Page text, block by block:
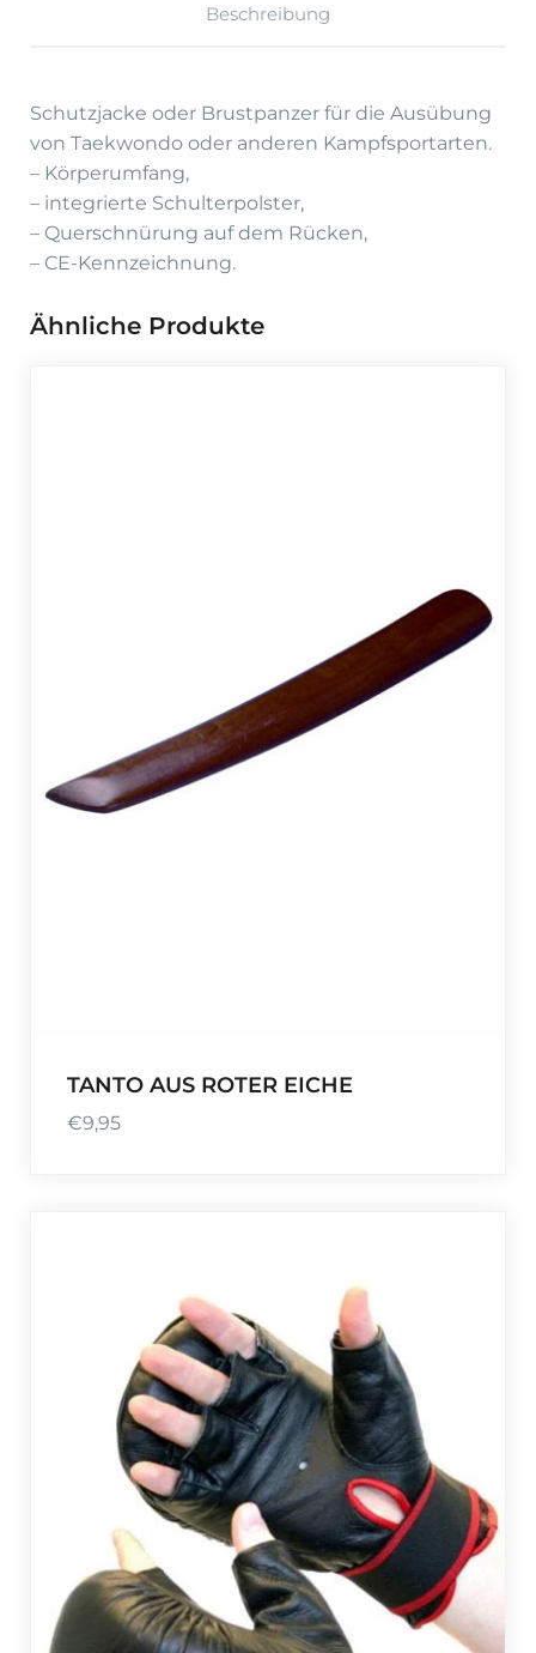
Beschreibung
Schutzjacke oder Brustpanzer für die Ausübung
von Taekwondo oder anderen Kampfsportarten.
– Körperumfang,
– integrierte Schulterpolster,
– Querschnürung auf dem Rücken,
– CE-Kennzeichnung.
Ähnliche Produkte
TANTO AUS ROTER EICHE
€9,95